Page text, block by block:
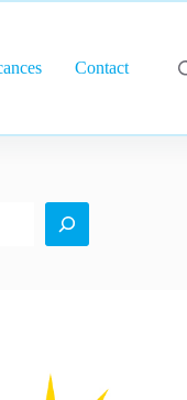
Contact